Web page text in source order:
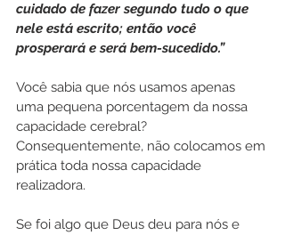
cuidado de fazer segundo tudo o que
nele está escrito; então você
prosperará e será bem-sucedido.”
Você sabia que nós usamos apenas
uma pequena porcentagem da nossa
capacidade cerebral?
Consequentemente, não colocamos em
prática toda nossa capacidade
realizadora.
Se foi algo que Deus deu para nós e